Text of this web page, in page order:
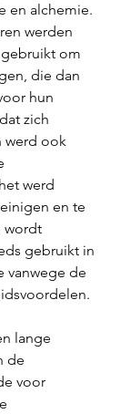
en alchemie.
werden
om
die dan
hun
zich
werd ook
werd
en te
wordt
gebruikt in
vanwege de
lange
de
voor